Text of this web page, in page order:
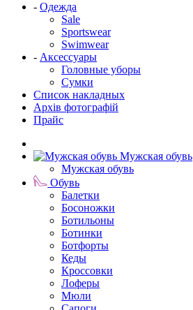
- Одежда
Sale
Sportswear
Swimwear
- Аксессуары
Головные уборы
Сумки
Список накладных
Архів фотографій
Прайс
Мужская обувь
Мужская обувь
Обувь
Балетки
Босоножки
Ботильоны
Ботинки
Ботфорты
Кеды
Кроссовки
Лоферы
Мюли